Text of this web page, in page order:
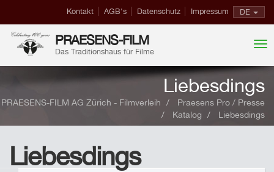
DE
Kontakt AGB's Datenschutz Impressum
PRAESENS-FILM
Das Traditionshaus für Filme
Liebesdings
PRAESENS-FILM AG Zürich - Filmverleih
Praesens Pro / Presse
Katalog
Liebesdings
Liebesdings